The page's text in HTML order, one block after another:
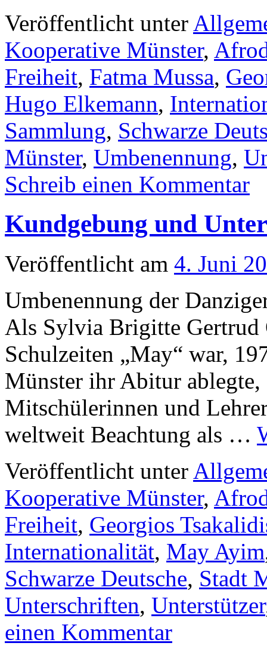
Veröffentlicht unter
Kooperative Münster,
Freiheit, Fatma Mussa,
Hugo Elkemann,
Sammlung, Schwarze
Münster, Umbenennung,
Schreib einen Kommentar
Kundgebung und
Veröffentlicht am 4. Juni
Umbenennung der
Als Sylvia Brigitte Gertrud
Schulzeiten „May“ war,
Münster ihr Abitur
Mitschülerinnen und
weltweit Beachtung als …
Veröffentlicht unter
Kooperative Münster,
Freiheit, Georgios
Internationalität, May Ayim
Schwarze Deutsche, Stadt
Unterschriften, Unterstützer
einen Kommentar